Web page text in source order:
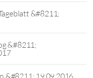
&#8211;
&#8211;
&#8211; 19.09.2016